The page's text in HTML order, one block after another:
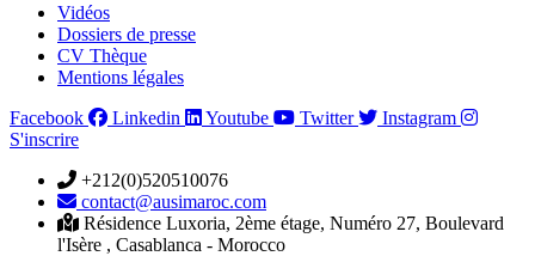
Vidéos
Dossiers de presse
CV Thèque
Mentions légales
Facebook
Linkedin Youtube Twitter
Instagram
S'inscrire
+212(0)520510076
contact@ausimaroc.com
Résidence Luxoria, 2ème étage, Numéro 27, Boulevard
l'Isère , Casablanca - Morocco